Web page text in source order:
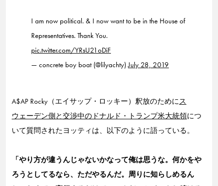
I am now political. & I now want to be in the House of
Representatives. Thank You.
pic.twitter.com/YRsU21oDiF
— concrete boy boat (@lilyachty)July 28, 2019
A$AP Rocky（エイサップ・ロッキー）釈放のためにス
ウェーデン側と交渉中のドナルド・トランプ米大統領につ
いて質問されたヨッティは、以下のように語っている。
「やり方が違うんじゃないかなって俺は思うな。何かをや
ろうとしてるなら、ただやるんだ。周りに知らしめるん